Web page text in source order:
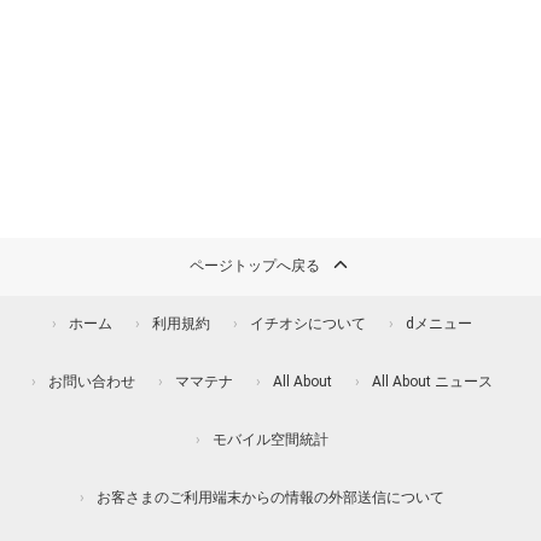
ページトップへ戻る
ホーム 利用規約 イチオシについて dメニュー
お問い合わせ ママテナ All About All About ニュース
モバイル空間統計
お客さまのご利用端末からの情報の外部送信について